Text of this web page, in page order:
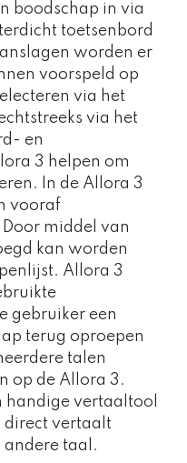
boodschap in via
toetsenbord
worden er
voorspeld op
via het
via het
en
3 helpen om
In de Allora 3
vooraf
middel van
kan worden
Allora 3
gebruiker een
terug oproepen
talen
op de Allora 3.
handige vertaaltool
direct vertaalt
andere taal.